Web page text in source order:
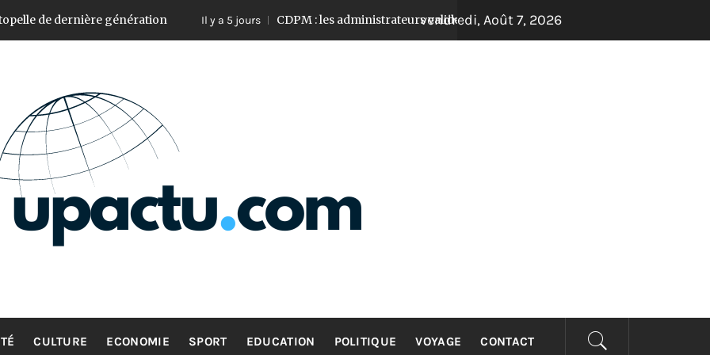
génération Il y a 5 jours CDPM : les administrateurs valident les comptes et donnent un coup d’accélérateur aux projets
vendredi, Août 7, 2026
L’actualité d’ici et d’ailleurs
CULTURE ECONOMIE SPORT EDUCATION POLITIQUE VOYAGE CONTACT